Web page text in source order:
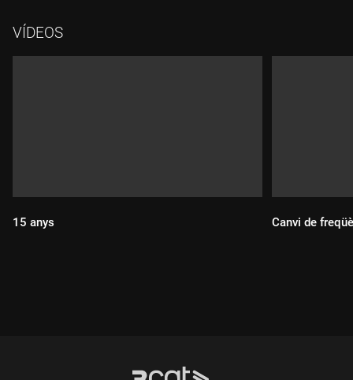
Durada:
VÍDEOS
15 anys Canvi de